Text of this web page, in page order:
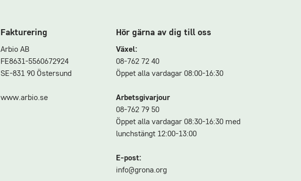
Fakturering
Arbio AB
FE8631-5560672924
SE-831 90 Östersund
www.arbio.se
Hör gärna av dig till oss
Växel:
08-762 72 40
Öppet alla vardagar 08:00-16:30
Arbetsgivarjour
08-762 79 50
Öppet alla vardagar 08:30-16:30 med
lunchstängt 12:00-13:00
E-post:
info@grona.org